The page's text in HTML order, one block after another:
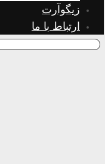
زیگوآرت
ارتباط با ما